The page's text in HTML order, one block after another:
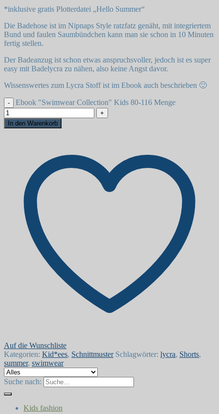
*inklusive gratis Plotterdatei „Hello Summer“
Die Badehose ist im Nipnaps Style ratzfatz genäht, mit integriertem
Bund und faulen Saumbündchen kann man sie schon in 10 Minuten
fertig stellen.
Der Badeanzug ist schon etwas anspruchsvoller, jedoch ist es super
easy mit Badelycra zu nähen, also keine Angst davor.
Wissenswertes zum Lycra Stoff ist im Ebook auch beschrieben 🙂
Ebook "Swimwear Collection" Kids 80-116 Menge
In den Warenkorb
Auf die Wunschliste
Kategorien: Kid*ees, Schnittmuster Schlagwörter: lycra, Shorts,
summer, swimwear
Suche nach:
Kids fashion